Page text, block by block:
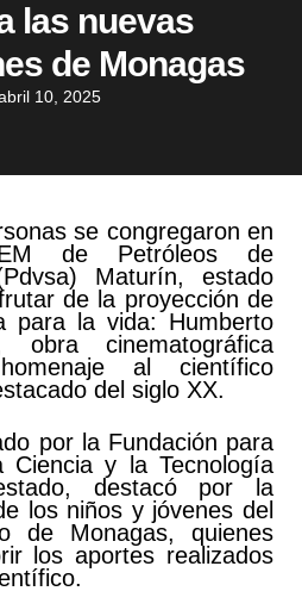
las nuevas
de Monagas
10, 2025
se congregaron en
de Petróleos de
Maturín, estado
de la proyección de
para la vida: Humberto
obra cinematográfica
al científico
del siglo XX.
por la Fundación para
Ciencia y la Tecnología
destacó por la
los niños y jóvenes del
de Monagas, quienes
los aportes realizados